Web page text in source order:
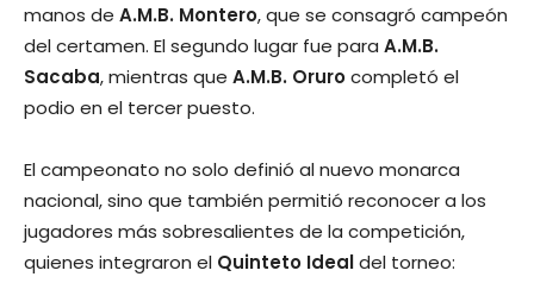
manos de A.M.B. Montero, que se consagró campeón
del certamen. El segundo lugar fue para A.M.B.
Sacaba, mientras que A.M.B. Orurocompletó el
podio en el tercer puesto.
El campeonato no solo definió al nuevo monarca
nacional, sino que también permitió reconocer a los
jugadores más sobresalientes de la competición,
quienes integraron el Quinteto Idealdel torneo: